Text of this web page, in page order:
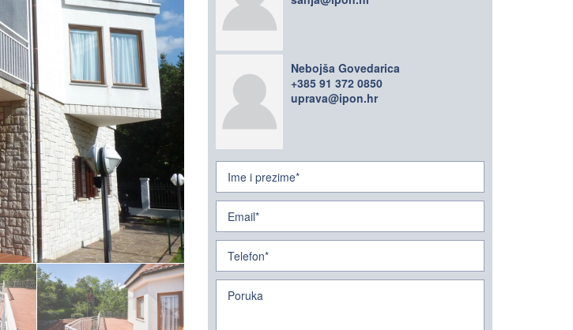
Nebojša Govedarica
+385 91 372 0850
uprava@ipon.hr